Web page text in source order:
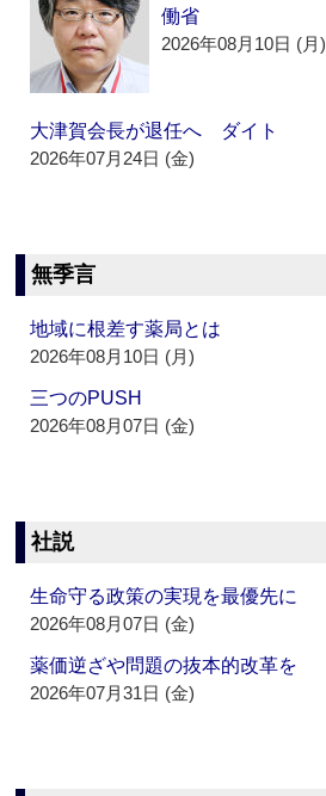
働省
2026年08月10日 (月)
大津賀会長が退任へ ダイト
2026年07月24日 (金)
無季言
地域に根差す薬局とは
2026年08月10日 (月)
三つのPUSH
2026年08月07日 (金)
社説
生命守る政策の実現を最優先に
2026年08月07日 (金)
薬価逆ざや問題の抜本的改革を
2026年07月31日 (金)